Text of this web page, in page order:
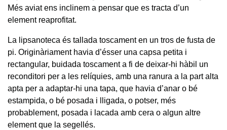
Més aviat ens inclinem a pensar que es tracta d’un
element reaprofitat.
La lipsanoteca és tallada toscament en un tros de fusta de
pi. Originàriament havia d’ésser una capsa petita i
rectangular, buidada toscament a fi de deixar-hi hàbil un
reconditori per a les relíquies, amb una ranura a la part alta
apta per a adaptar-hi una tapa, que havia d’anar o bé
estampida, o bé posada i lligada, o potser, més
probablement, posada i lacada amb cera o algun altre
element que la segellés.